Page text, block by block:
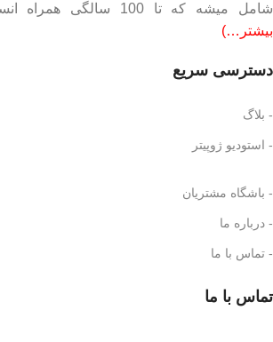
شامل میشه که تا 100 سالگی همراه انسان هاست.
بیشتر…)
دسترسی سریع
- بلاگ
- استودیو ژوپیتر
- باشگاه مشتریان
- درباره ما
- تماس با ما
تماس با ما